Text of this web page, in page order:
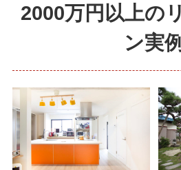
2000万円以上の
ン実例